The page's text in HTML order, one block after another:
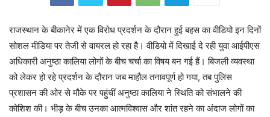
राजस्थान के बीकानेर में एक विरोध प्रदर्शन के दौरान हुई बहस का वीडियो इन दिनों
सोशल मीडिया पर तेजी से वायरल हो रहा है। वीडियो में दिखाई दे रही युवा आईपीएस
अधिकारी अनुष्ठा कालिया लोगों के बीच चर्चा का विषय बन गई हैं। बिजली व्यवस्था
को लेकर हो रहे प्रदर्शन के दौरान जब माहौल तनावपूर्ण हो गया, तब पुलिस
प्रशासन की ओर से मौके पर पहुंचीं अनुष्ठा कालिया ने स्थिति को संभालने की
कोशिश की। भीड़ के बीच उनका आत्मविश्वास और शांत रहने का अंदाज लोगों का